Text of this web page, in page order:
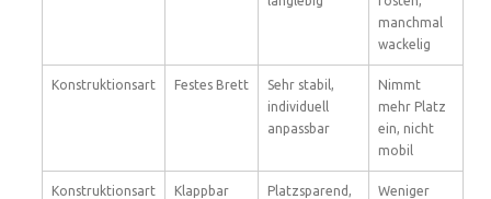
manchmal
wackelig
Konstruktionsart Festes Brett
Sehr stabil,
individuell
anpassbar
Nimmt
mehr Platz
ein, nicht
mobil
Konstruktionsart Klappbar
Platzsparend,
Weniger